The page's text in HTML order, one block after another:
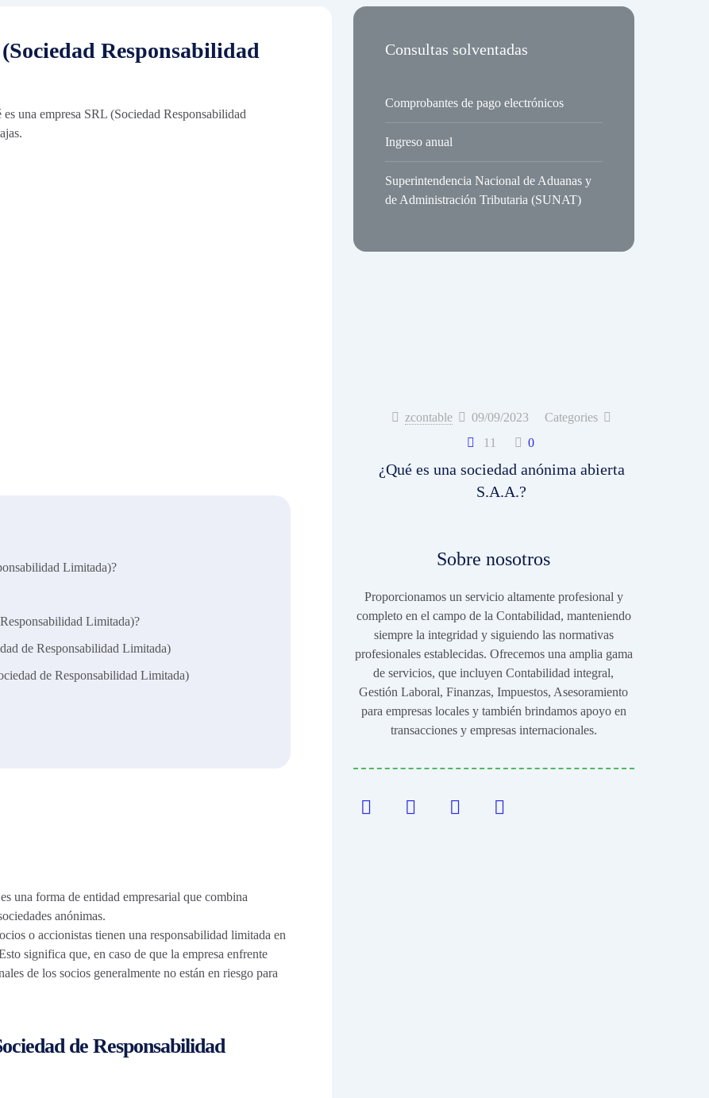
Responsabilidad
una empresa SRL (Sociedad Responsabilidad
Limitada)?
Limitada)?
de Responsabilidad Limitada)
de Responsabilidad Limitada)
una forma de entidad empresarial que combina
anónimas.
o accionistas tienen una responsabilidad limitada en
significa que, en caso de que la empresa enfrente
de los socios generalmente no están en riesgo para
de Responsabilidad
Consultas solventadas
Comprobantes de pago electrónicos
Ingreso anual
Superintendencia Nacional de Aduanas y
de Administración Tributaria (SUNAT)
zcontable 09/09/2023
Categories
11
0
¿Qué es una sociedad anónima abierta
S.A.A.?
Sobre nosotros
Proporcionamos un servicio altamente profesional y
completo en el campo de la Contabilidad, manteniendo
siempre la integridad y siguiendo las normativas
profesionales establecidas. Ofrecemos una amplia gama
de servicios, que incluyen Contabilidad integral,
Gestión Laboral, Finanzas, Impuestos, Asesoramiento
para empresas locales y también brindamos apoyo en
transacciones y empresas internacionales.